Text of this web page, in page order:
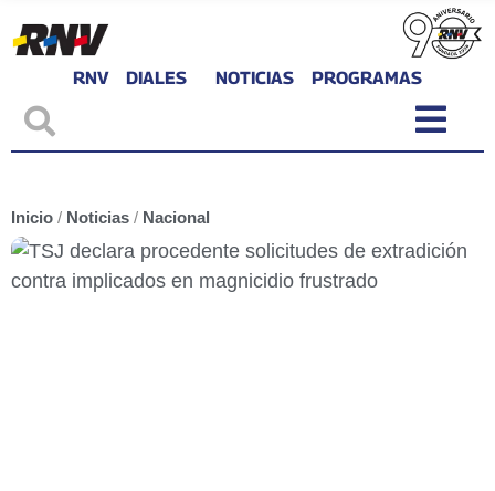
RNV DIALES NOTICIAS PROGRAMAS
Inicio / Noticias / Nacional